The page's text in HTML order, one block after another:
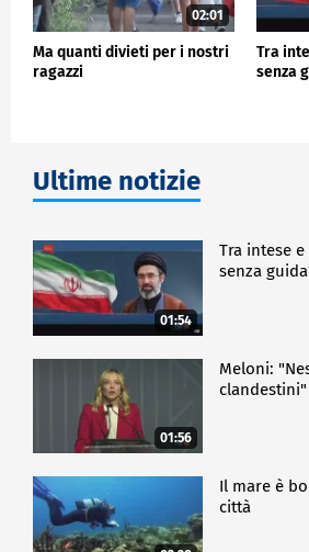
02:01
Ma quanti divieti per i nostri
ragazzi
Tra
senza
Ultime notizie
01:54
Tra intese
senza
01:56
Meloni:
clandestini"
Il mare è
città